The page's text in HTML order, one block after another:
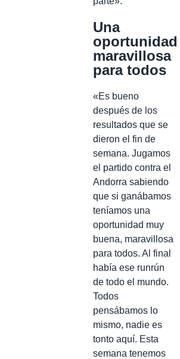
Una
oportunidad
maravillosa
para todos
«Es bueno
después de los
resultados que se
dieron el fin de
semana. Jugamos
el partido contra el
Andorra sabiendo
que si ganábamos
teníamos una
oportunidad muy
buena, maravillosa
para todos. Al final
había ese runrún
de todo el mundo.
Todos
pensábamos lo
mismo, nadie es
tonto aquí. Esta
semana tenemos